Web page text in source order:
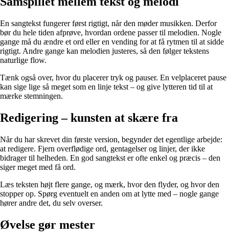
En sangtekst fungerer først rigtigt, når den møder musikken. Derfor
bør du hele tiden afprøve, hvordan ordene passer til melodien. Nogle
gange må du ændre et ord eller en vending for at få rytmen til at sidde
rigtigt. Andre gange kan melodien justeres, så den følger tekstens
naturlige flow.
Tænk også over, hvor du placerer tryk og pauser. En velplaceret pause
kan sige lige så meget som en linje tekst – og give lytteren tid til at
mærke stemningen.
Redigering – kunsten at skære fra
Når du har skrevet din første version, begynder det egentlige arbejde:
at redigere. Fjern overflødige ord, gentagelser og linjer, der ikke
bidrager til helheden. En god sangtekst er ofte enkel og præcis – den
siger meget med få ord.
Læs teksten højt flere gange, og mærk, hvor den flyder, og hvor den
stopper op. Spørg eventuelt en anden om at lytte med – nogle gange
hører andre det, du selv overser.
Øvelse gør mester